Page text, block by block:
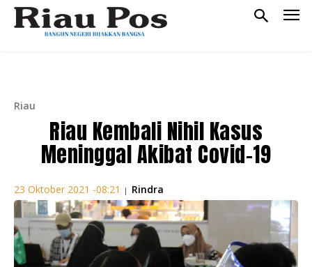
Riau
Riau Kembali Nihil Kasus
Meninggal Akibat Covid-19
23 Oktober 2021 -08:21 | Rindra